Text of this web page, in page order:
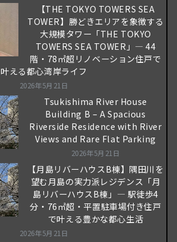
【THE TOKYO TOWERS SEA
TOWER】勝どきエリアを象徴する
大規模タワー「THE TOKYO
TOWERS SEA TOWER」― 44
階・78㎡超リノベーション住戸で
叶える都心湾岸ライフ
2026年5月21日
Tsukishima River House
Building B – A Spacious
Riverside Residence with River
Views and Rare Flat Parking
2026年5月21日
【月島リバーハウスB棟】隅田川を
望む月島の実力派レジデンス「月
島リバーハウスB棟」― 駅徒歩4
分・76㎡超・平置駐車場付き住戸
で叶える豊かな都心生活
2026年5月21日